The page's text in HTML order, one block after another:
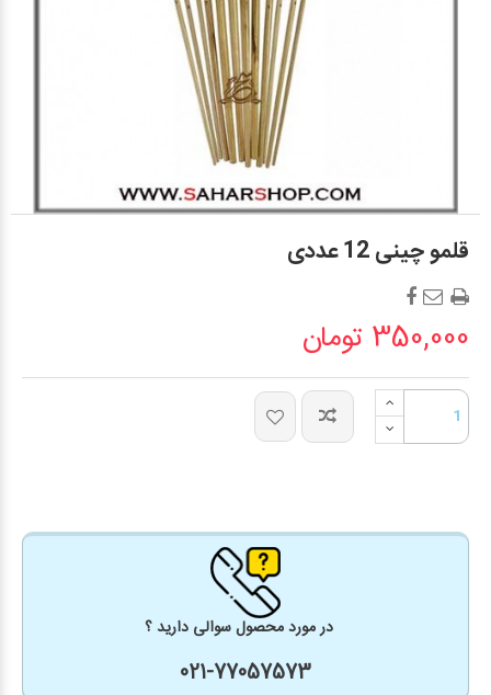
قلمو چینی 12 عددی
350,000 تومان
در مورد محصول سوالی دارید ؟
021-77057573